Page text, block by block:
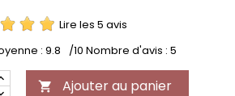
Lire les 5 avis
: 9.8 /10 Nombre d'avis : 5
 Ajouter au panier